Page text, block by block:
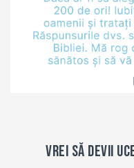
Vrei să devii